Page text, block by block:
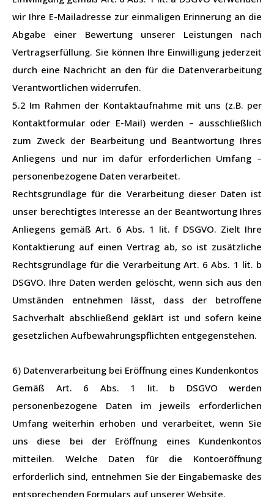
wir Ihre E-Mailadresse zur einmaligen Erinnerung an die
Abgabe einer Bewertung unserer Leistungen nach
Vertragserfüllung. Sie können Ihre Einwilligung jederzeit
durch eine Nachricht an den für die Datenverarbeitung
Verantwortlichen widerrufen.
5.2 Im Rahmen der Kontaktaufnahme mit uns (z.B. per
Kontaktformular oder E-Mail) werden – ausschließlich
zum Zweck der Bearbeitung und Beantwortung Ihres
Anliegens und nur im dafür erforderlichen Umfang –
personenbezogene Daten verarbeitet.
Rechtsgrundlage für die Verarbeitung dieser Daten ist
unser berechtigtes Interesse an der Beantwortung Ihres
Anliegens gemäß Art. 6 Abs. 1 lit. f DSGVO. Zielt Ihre
Kontaktierung auf einen Vertrag ab, so ist zusätzliche
Rechtsgrundlage für die Verarbeitung Art. 6 Abs. 1 lit. b
DSGVO. Ihre Daten werden gelöscht, wenn sich aus den
Umständen entnehmen lässt, dass der betroffene
Sachverhalt abschließend geklärt ist und sofern keine
gesetzlichen Aufbewahrungspflichten entgegenstehen.
6) Datenverarbeitung bei Eröffnung eines Kundenkontos
Gemäß Art. 6 Abs. 1 lit. b DSGVO werden
personenbezogene Daten im jeweils erforderlichen
Umfang weiterhin erhoben und verarbeitet, wenn Sie
uns diese bei der Eröffnung eines Kundenkontos
mitteilen. Welche Daten für die Kontoeröffnung
erforderlich sind, entnehmen Sie der Eingabemaske des
entsprechenden Formulars auf unserer Website.